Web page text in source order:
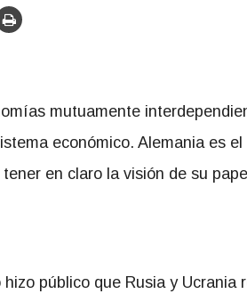
mutuamente
económico. Alemania es
en claro la visión de su
público que Rusia y Ucrania